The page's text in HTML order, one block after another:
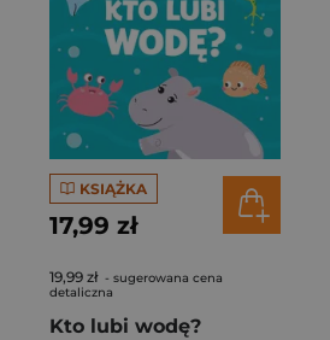
KSIĄŻKA
17,99 zł
19,99 zł - sugerowana cena
detaliczna
Kto lubi wodę?